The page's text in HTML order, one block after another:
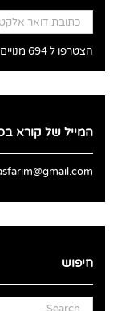
כתובת
דואר
אלקטרוני
הצטרפו ל 694 מנויים נוספים
המייל של קורא
חיפוש
Search